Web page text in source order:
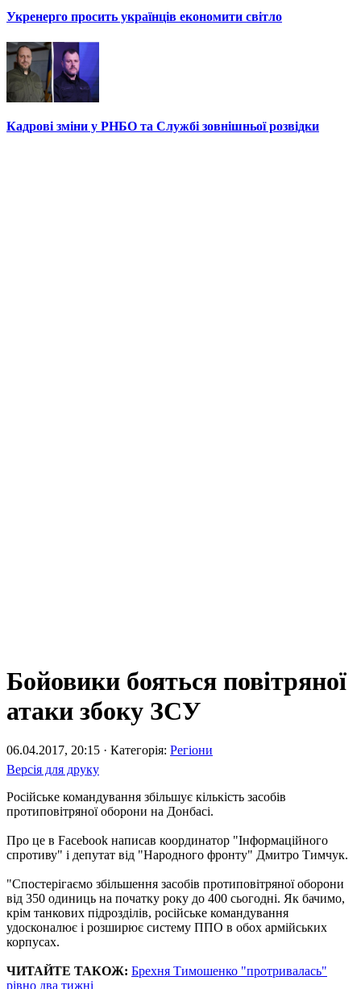
Укренерго просить українців економити світло
Кадрові зміни у РНБО та Службі зовнішньої розвідки
Бойовики бояться повітряної
атаки збоку ЗСУ
06.04.2017, 20:15 · Категорія: Регіони
Версія для друку
Російське командування збільшує кількість засобів
протиповітряної оборони на Донбасі.
Про це в Facebook написав координатор "Інформаційного
спротиву" і депутат від "Народного фронту" Дмитро Тимчук.
"Спостерігаємо збільшення засобів протиповітряної оборони
від 350 одиниць на початку року до 400 сьогодні. Як бачимо,
крім танкових підрозділів, російське командування
удосконалює і розширює систему ППО в обох армійських
корпусах.
ЧИТАЙТЕ ТАКОЖ: Брехня Тимошенко "протривалась"
рівно два тижні